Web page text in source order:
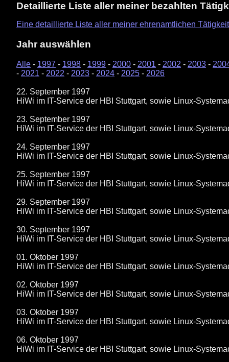
Detaillierte Liste aller meiner bezahlten
Eine detaillierte Liste aller meiner ehrenamtlichen
Jahr auswählen
Alle - 1997 - 1998 - 1999 - 2000 - 2001 - 2002 - 2003 -
- 2021 - 2022 - 2023 - 2024 - 2025 - 2026
22. September 1997
HiWi im IT-Service der HBI Stuttgart, sowie Linux-
23. September 1997
HiWi im IT-Service der HBI Stuttgart, sowie Linux-
24. September 1997
HiWi im IT-Service der HBI Stuttgart, sowie Linux-
25. September 1997
HiWi im IT-Service der HBI Stuttgart, sowie Linux-
29. September 1997
HiWi im IT-Service der HBI Stuttgart, sowie Linux-
30. September 1997
HiWi im IT-Service der HBI Stuttgart, sowie Linux-
01. Oktober 1997
HiWi im IT-Service der HBI Stuttgart, sowie Linux-
02. Oktober 1997
HiWi im IT-Service der HBI Stuttgart, sowie Linux-
03. Oktober 1997
HiWi im IT-Service der HBI Stuttgart, sowie Linux-
06. Oktober 1997
HiWi im IT-Service der HBI Stuttgart, sowie Linux-